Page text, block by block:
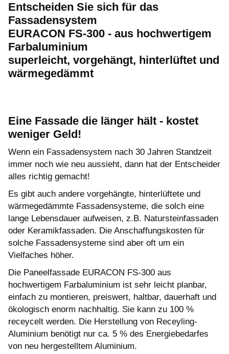
Entscheiden Sie sich für das
Fassadensystem
EURACON FS-300 - aus hochwertigem
Farbaluminium
superleicht, vorgehängt, hinterlüftet und
wärmegedämmt
Eine Fassade die länger hält - kostet
weniger Geld!
Wenn ein Fassadensystem nach 30 Jahren Standzeit
immer noch wie neu aussieht, dann hat der Entscheider
alles richtig gemacht!
Es gibt auch andere vorgehängte, hinterlüftete und
wärmegedämmte Fassadensysteme, die solch eine
lange Lebensdauer aufweisen, z.B. Natursteinfassaden
oder Keramikfassaden. Die Anschaffungskosten für
solche Fassadensysteme sind aber oft um ein
Vielfaches höher.
Die Paneelfassade EURACON FS-300 aus
hochwertigem Farbaluminium ist sehr leicht planbar,
einfach zu montieren, preiswert, haltbar, dauerhaft und
ökologisch enorm nachhaltig. Sie kann zu 100 %
receycelt werden. Die Herstellung von Receyling-
Aluminium benötigt nur ca. 5 % des Energiebedarfes
von neu hergestelltem Aluminium.